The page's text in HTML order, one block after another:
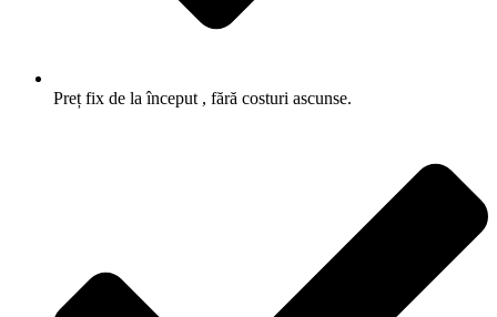
Preț fix de la început , fără costuri ascunse.